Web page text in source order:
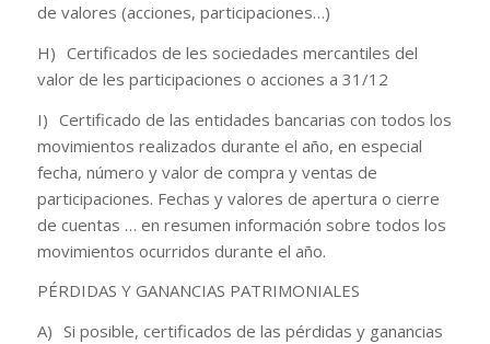
de valores (acciones, participaciones…)
H) Certificados de les sociedades mercantiles del
valor de les participaciones o acciones a 31/12
I) Certificado de las entidades bancarias con todos los
movimientos realizados durante el año, en especial
fecha, número y valor de compra y ventas de
participaciones. Fechas y valores de apertura o cierre
de cuentas … en resumen información sobre todos los
movimientos ocurridos durante el año.
PÉRDIDAS Y GANANCIAS PATRIMONIALES
A) Si posible, certificados de las pérdidas y ganancias